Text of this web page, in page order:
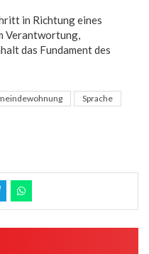
in Richtung eines
Verantwortung,
das Fundament des
Sprache